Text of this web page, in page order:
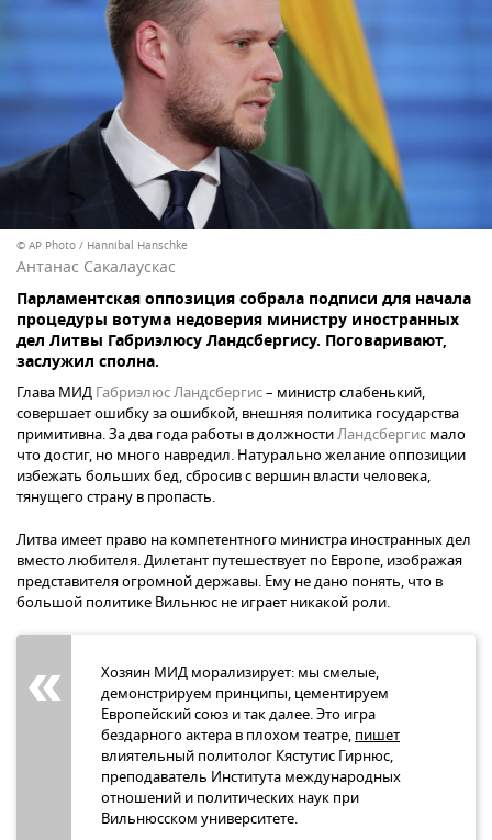
© AP Photo / Hannibal Hanschke
Антанас Сакалаускас
Парламентская оппозиция собрала подписи для начала
процедуры вотума недоверия министру иностранных
дел Литвы Габриэлюсу Ландсбергису. Поговаривают,
заслужил сполна.
Глава МИД Габриэлюс Ландсбергис– министр слабенький,
совершает ошибку за ошибкой, внешняя политика государства
примитивна. За два года работы в должностиЛандсбергис мало
что достиг, но много навредил. Натурально желание оппозиции
избежать больших бед, сбросив с вершин власти человека,
тянущего страну в пропасть.
Литва имеет право на компетентного министра иностранных дел
вместо любителя. Дилетант путешествует по Европе, изображая
представителя огромной державы. Ему не дано понять, что в
большой политике Вильнюс не играет никакой роли.
Хозяин МИД морализирует: мы смелые,
демонстрируем принципы, цементируем
Европейский союз и так далее. Это игра
бездарного актера в плохом театре, пишет
влиятельный политолог Кястутис Гирнюс,
преподаватель Института международных
отношений и политических наук при
Вильнюсском университете.